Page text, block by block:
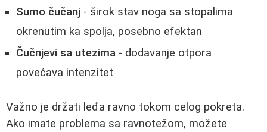
Sumo čučanj - širok stav noga sa stopalima
okrenutim ka spolja, posebno efektan
Čučnjevi sa utezima - dodavanje otpora
povećava intenzitet
Važno je držati leđa ravno tokom celog pokreta.
Ako imate problema sa ravnotežom, možete